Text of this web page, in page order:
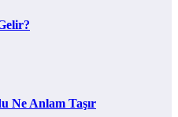
Ne Anlam Taşır